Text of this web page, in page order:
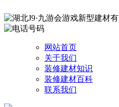
网站首页
关于我们
装修建材知识
装修建材百科
联系我们